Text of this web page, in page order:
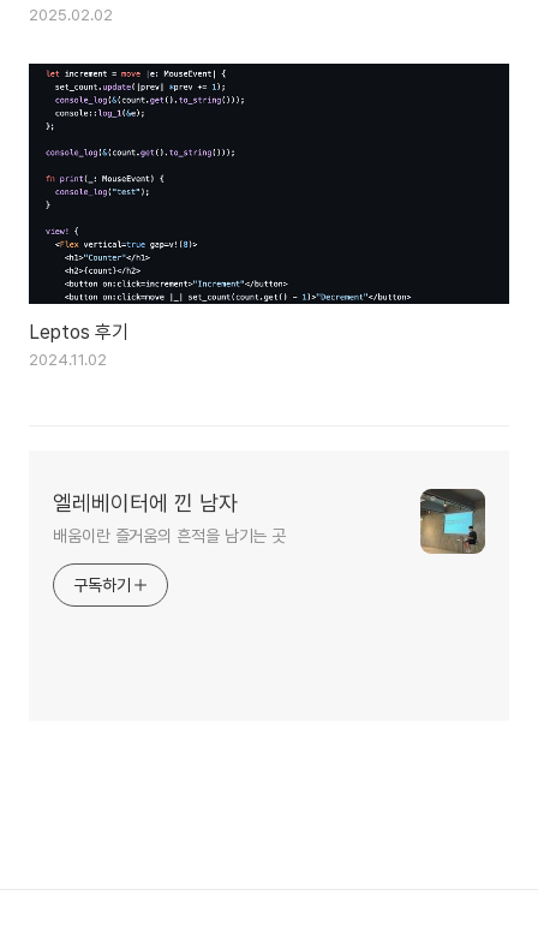
2025.02.02
Leptos 후기
2024.11.02
엘레베이터에 낀 남자
배움이란 즐거움의 흔적을 남기는 곳
구독하기